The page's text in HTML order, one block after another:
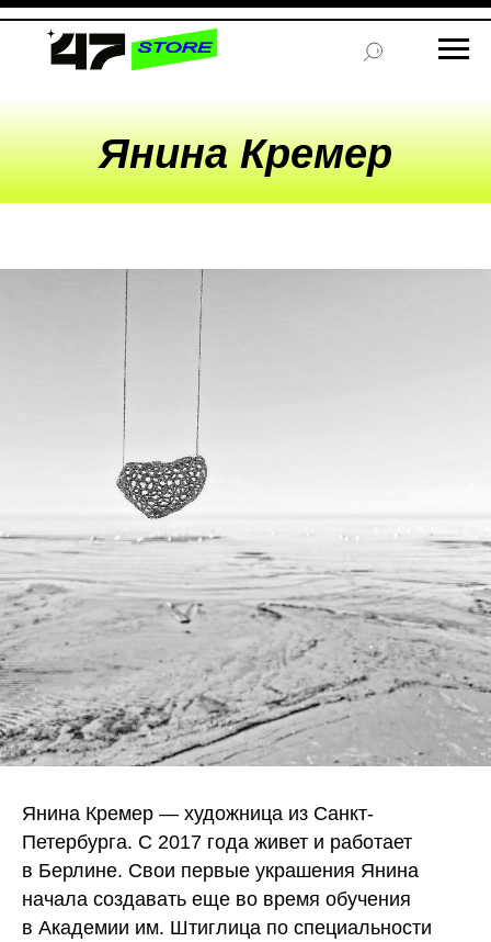
Янина Кремер
Янина Кремер — художница из Санкт-
Петербурга. С 2017 года живет и работает
в Берлине. Свои первые украшения Янина
начала создавать еще во время обучения
в Академии им. Штиглица по специальности